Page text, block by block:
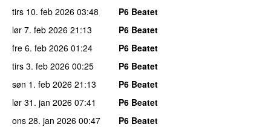
tirs 10. feb 2026 03:48
P6 Beatet
lør 7. feb 2026 21:13
P6 Beatet
fre 6. feb 2026 01:24
P6 Beatet
tirs 3. feb 2026 00:25
P6 Beatet
søn 1. feb 2026 21:13
P6 Beatet
lør 31. jan 2026 07:41
P6 Beatet
ons 28. jan 2026 00:47
P6 Beatet